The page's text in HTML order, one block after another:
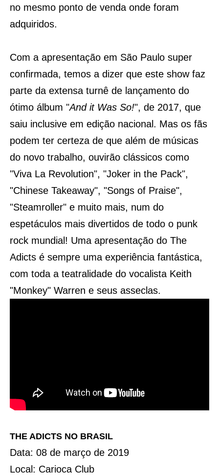
no mesmo ponto de venda onde foram
adquiridos.
Com a apresentação em São Paulo super
confirmada, temos a dizer que este show faz
parte da extensa turnê de lançamento do
ótimo álbum "And it Was So!", de 2017, que
saiu inclusive em edição nacional. Mas os fãs
podem ter certeza de que além de músicas
do novo trabalho, ouvirão clássicos como
"Viva La Revolution", "Joker in the Pack",
"Chinese Takeaway", "Songs of Praise",
"Steamroller" e muito mais, num do
espetáculos mais divertidos de todo o punk
rock mundial! Uma apresentação do The
Adicts é sempre uma experiência fantástica,
com toda a teatralidade do vocalista Keith
"Monkey" Warren e seus asseclas.
THE ADICTS NO BRASIL
Data: 08 de março de 2019
Local: Carioca Club